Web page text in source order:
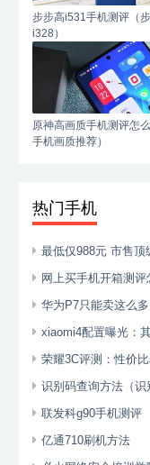
步步高i531手机测评（
i328）
原神高画质手机测评怎
手机画质推荐）
热门手机
最低仅988元 市售顶
网上买手机开箱测评
华为P7只能卖这么多
xiaomi4配置曝光：
荣耀3C评测：性价
识别码查询方法（识
联发科g90手机测评
亿通710刷机方法